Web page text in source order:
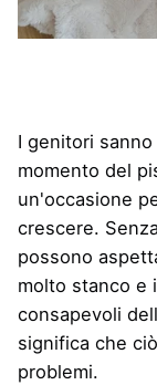
I genitori
momento del
un'occasione
crescere.
possono
molto stanco e
consapevoli
significa che
problemi.